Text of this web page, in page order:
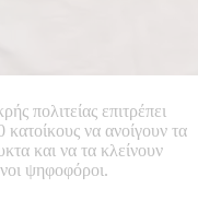
πολιτείας επιτρέπει
να ανοίγουν τα
και να τα κλείνουν
ψηφοφόροι.